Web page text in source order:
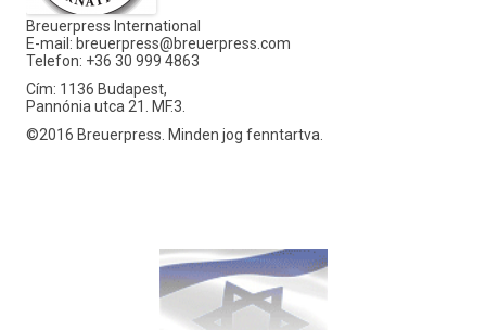
Breuerpress International
E-mail: breuerpress@breuerpress.com
Telefon: +36 30 999 4863
Cím: 1136 Budapest,
Pannónia utca 21. MF.3.
©2016 Breuerpress. Minden jog fenntartva.